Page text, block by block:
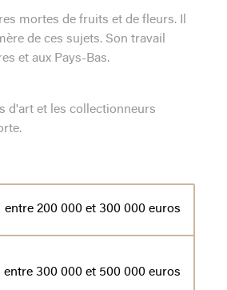
mortes de fruits et de fleurs. Il
de ces sujets. Son travail
et aux Pays-Bas.
d'art et les collectionneurs
entre 200 000 et 300 000 euros
entre 300 000 et 500 000 euros